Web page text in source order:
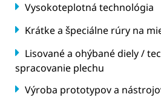
Vysokoteplotná technológia
Krátke a špeciálne rúry na
Lisované a ohýbané diely /
spracovanie plechu
Výroba prototypov a